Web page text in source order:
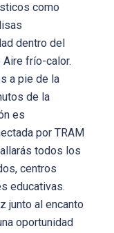
como
dentro del
Aire frío-calor.
a pie de la
de la
es
por TRAM
todos los
centros
educativas.
junto al encanto
oportunidad